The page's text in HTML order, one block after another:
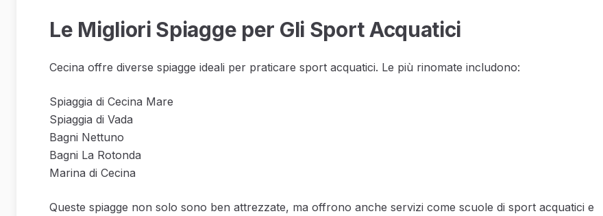
Le Migliori Spiagge per Gli Sport Acquatici
Cecina offre diverse spiagge ideali per praticare sport acquatici. Le più rinomate includono:
Spiaggia di Cecina Mare
Spiaggia di Vada
Bagni Nettuno
Bagni La Rotonda
Marina di Cecina
Queste spiagge non solo sono ben attrezzate, ma offrono anche servizi come scuole di sport acquatici e